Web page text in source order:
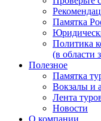
Памятка
Политика
(в области
Полезное
Памятка
Вокзалы и
Лента
Новости
О компании